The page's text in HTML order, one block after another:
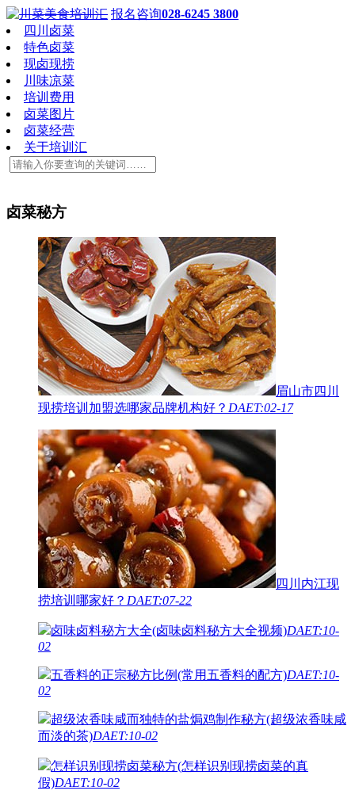
报名咨询028-6245 3800
四川卤菜
特色卤菜
现卤现捞
川味凉菜
培训费用
卤菜图片
卤菜经营
关于培训汇
卤菜秘方
眉山市四川
现捞培训加盟选哪家品牌机构好？ DAET:02-17
四川内江现
捞培训哪家好？ DAET:07-22
卤味卤料秘方大全(卤味卤料秘方大全视频)DAET:10-
02
五香料的正宗秘方比例(常用五香料的配方)DAET:10-
02
超级浓香味咸而独特的盐焗鸡制作秘方(超级浓香味咸
而淡的茶)DAET:10-02
怎样识别现捞卤菜秘方(怎样识别现捞卤菜的真
假)DAET:10-02